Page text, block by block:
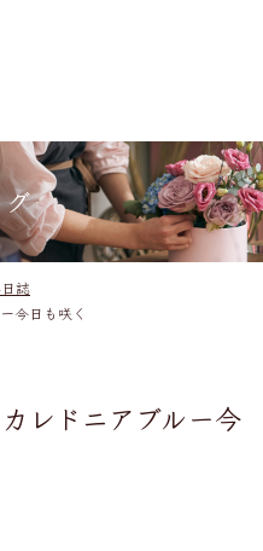
誌
今日も咲く
レドニアブルー今